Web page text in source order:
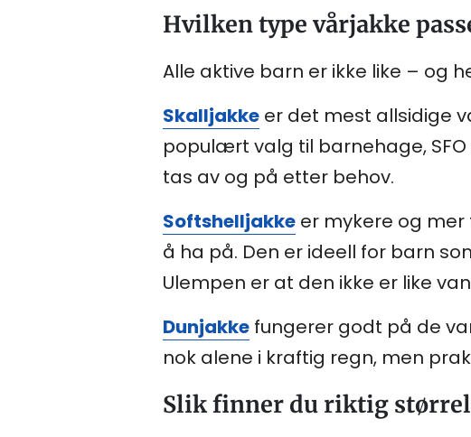
Hvilken type vårjakke
Alle aktive barn er ikke like – og
Skalljakke er det mest allsidige
populært valg til barnehage,
tas av og på etter behov.
Softshelljakke er mykere og
å ha på. Den er ideell for barn
Ulempen er at den ikke er like
Dunjakke fungerer godt på de
nok alene i kraftig regn, men
Slik finner du riktig